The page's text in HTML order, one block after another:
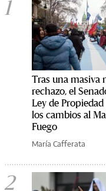
1
Tras una masiva
rechazo, el
Ley de
los cambios al
Fuego
María Cafferata
2